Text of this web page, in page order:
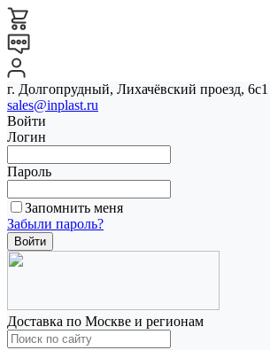
г. Долгопрудный, Лихачёвский проезд, 6с1
sales@inplast.ru
Войти
Логин
Пароль
Запомнить меня
Забыли пароль?
Доставка по Москве и регионам